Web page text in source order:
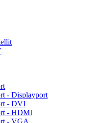
- Displayport
- DVI
- HDMI
- VGA